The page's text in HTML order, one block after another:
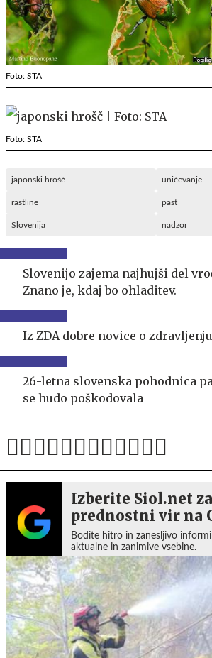
Foto: STA
Foto: STA
japonski hrošč uničevanje
rastline past
Slovenija nadzor
Slovenijo zajema najhujši del
Znano je, kdaj bo ohladitev.
Iz ZDA dobre novice o
26-letna slovenska pohodnica
se hudo poškodovala
Izberite Siol.net
prednostni vir na
Bodite hitro in zanesljivo
aktualne in zanimive vsebine.